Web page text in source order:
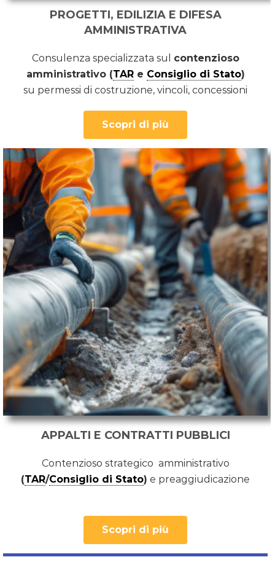
PROGETTI, EDILIZIA E DIFESA
AMMINISTRATIVA
Consulenza specializzata sul contenzioso
amministrativo (TARe Consiglio di Stato)
su permessi di costruzione, vincoli, concessioni
Scopri di più
APPALTI E CONTRATTI PUBBLICI
Contenzioso strategico amministrativo
(TAR/Consiglio di Stato) e preaggiudicazione
Scopri di più